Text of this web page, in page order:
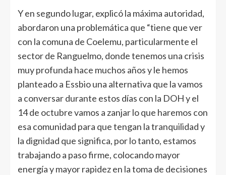
Y en segundo lugar, explicó la máxima autoridad,
abordaron una problemática que “tiene que ver
con la comuna de Coelemu, particularmente el
sector de Ranguelmo, donde tenemos una crisis
muy profunda hace muchos años y le hemos
planteado a Essbio una alternativa que la vamos
a conversar durante estos días con la DOH y el
14 de octubre vamos a zanjar lo que haremos con
esa comunidad para que tengan la tranquilidad y
la dignidad que significa, por lo tanto, estamos
trabajando a paso firme, colocando mayor
energía y mayor rapidez en la toma de decisiones